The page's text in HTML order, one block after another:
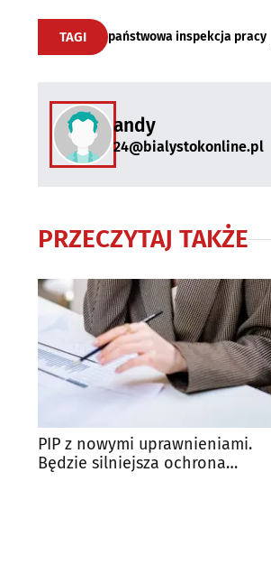
TAGI państwowa inspekcja pracy
andy
24@bialystokonline.pl
PRZECZYTAJ TAKŻE
PIP z nowymi uprawnieniami.
Będzie silniejsza ochrona